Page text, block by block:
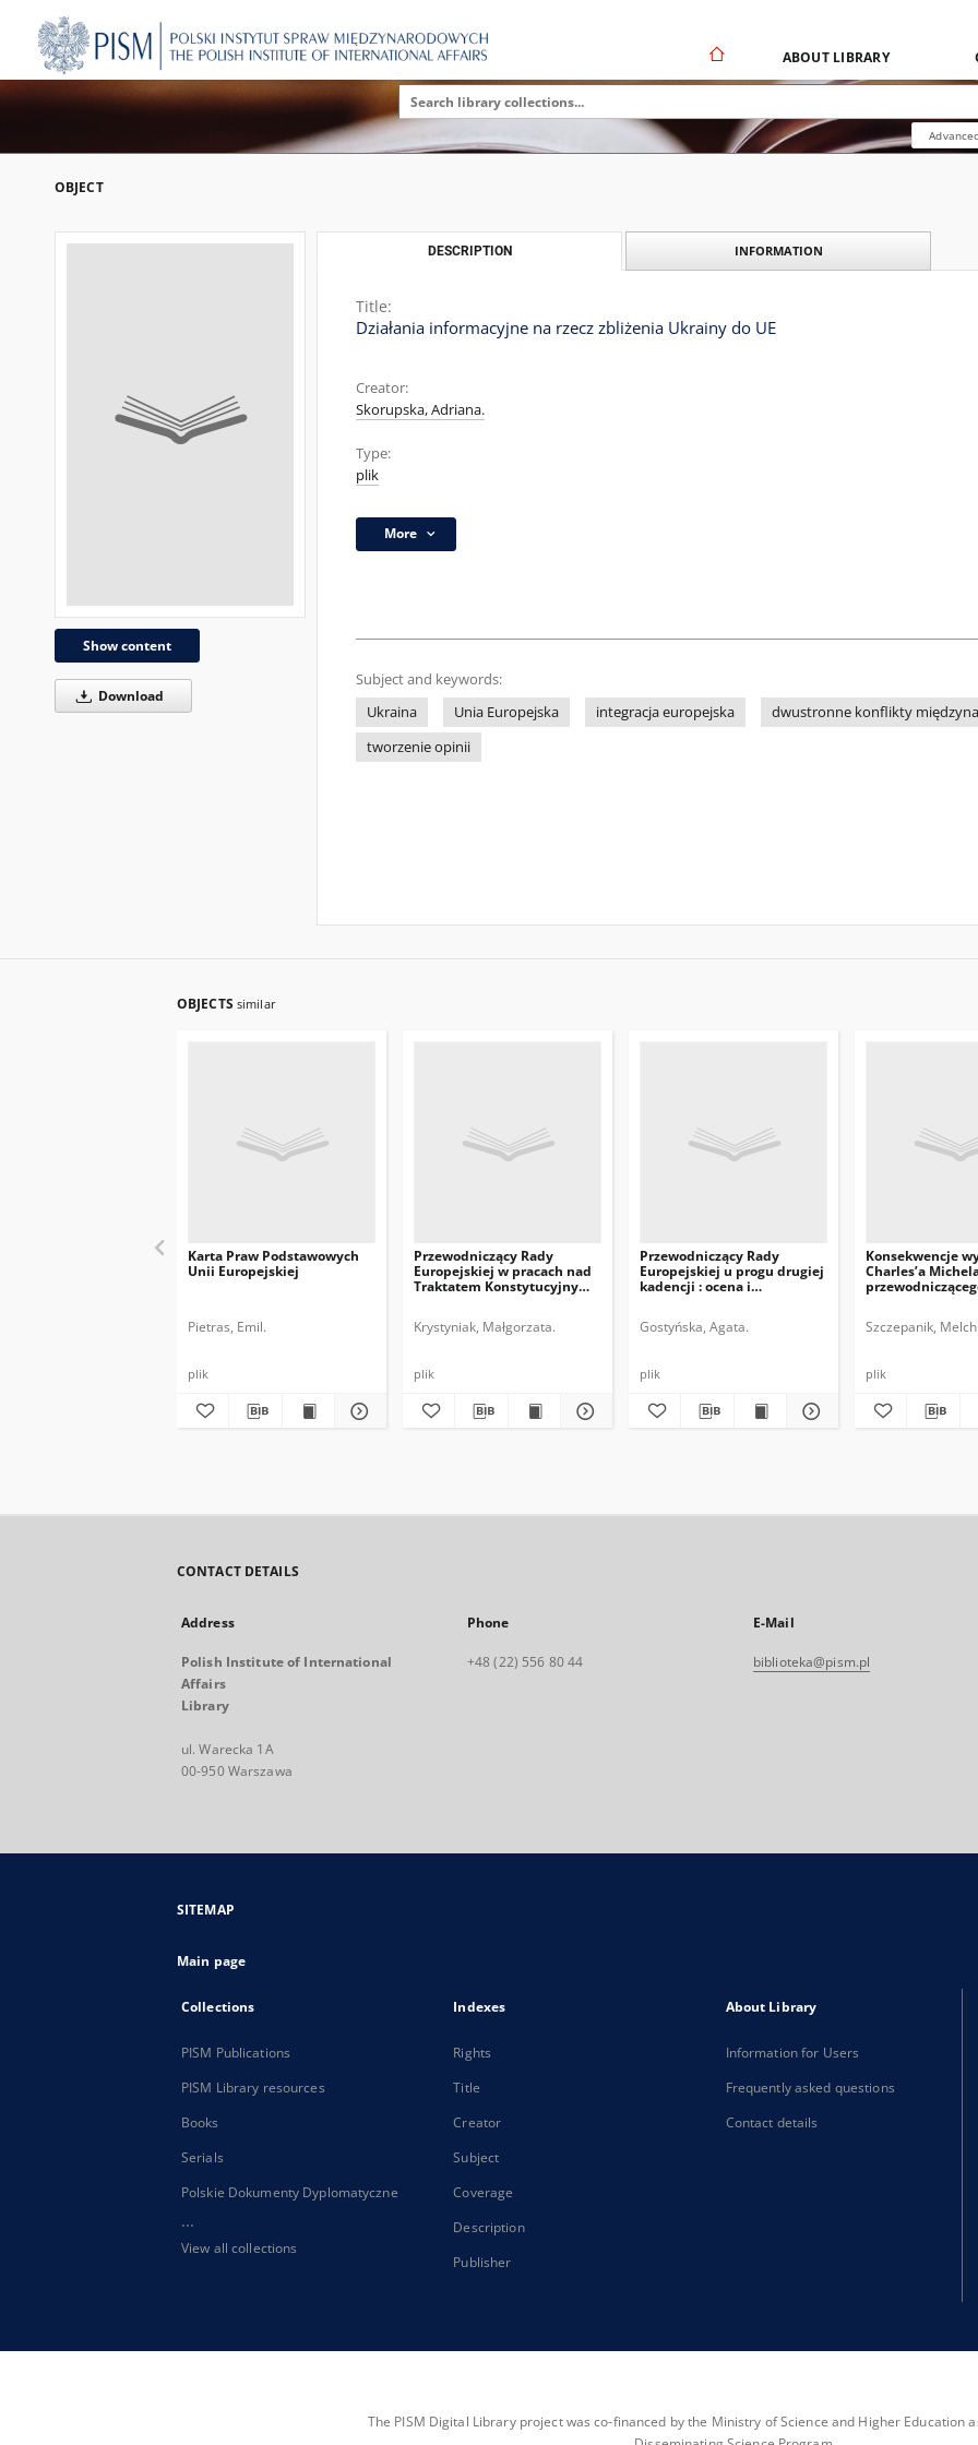
ABOUT LIBRARY
OBJECT
Show content
Download
DESCRIPTION INFORMATION
Title:
Działania informacyjne na rzecz zbliżenia Ukrainy do UE
Creator:
Skorupska, Adriana.
Type:
plik
More
Subject and keywords:
Ukraina
Unia Europejska integracja europejska dwustronne konflikty
tworzenie opinii
OBJECTS similar
Karta Praw Podstawowych
Unii Europejskiej
Pietras, Emil.
plik
Przewodniczący Rady
Europejskiej w pracach nad
Traktatem Konstytucyjnym
Krystyniak, Małgorzata.
plik
Przewodniczący Rady
Europejskiej u progu drugiej
kadencji : ocena i
Gostyńska, Agata.
plik
Konsekwencje
Charles’a
Szczepanik,
plik
CONTACT DETAILS
Address
Polish Institute of International
Affairs
Library
ul. Warecka 1A
00-950 Warszawa
Phone
+48 (22) 556 80 44
E-Mail
biblioteka@pism.pl
SITEMAP
Main page
Collections
PISM Publications
PISM Library resources
Books
Serials
Polskie Dokumenty Dyplomatyczne
...
View all collections
Indexes
Rights
Title
Creator
Subject
Coverage
Description
Publisher
About Library
Information for Users
Frequently asked questions
Contact details
The PISM Digital Library project was co-financed by the Ministry of Science and Higher Education